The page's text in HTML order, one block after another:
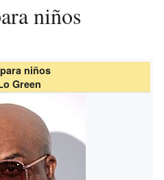
niños
niños
Green